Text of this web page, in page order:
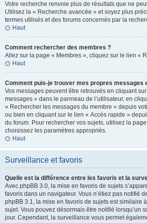
Votre recherche renvoie plus de résultats que ne
Utilisez la « Recherche avancée » et soyez plus
termes utilisés et des forums concernés par la
Haut
Comment rechercher des membres ?
Allez sur la page « Membres », cliquez sur le lien «
Haut
Comment puis-je trouver mes propres messages
Vos messages peuvent être retrouvés en cliquant
messages » dans le panneau de l’utilisateur, en
« Rechercher les messages du membre » depuis
ou bien en cliquant sur le lien « Accès rapide »
du forum. Pour rechercher vos sujets, utilisez la
choisissez les paramètres appropriés.
Haut
Surveillance et favoris
Quelle est la différence entre les favoris et la
Avec phpBB 3.0, la mise en favoris de sujets
favoris dans un navigateur. Vous n’étiez pas notifié
phpBB 3.1, la mise en favoris de sujets est similaire
sujet. Vous pouvez désormais être notifié lorsqu’un
jour. Cependant, la surveillance vous permet